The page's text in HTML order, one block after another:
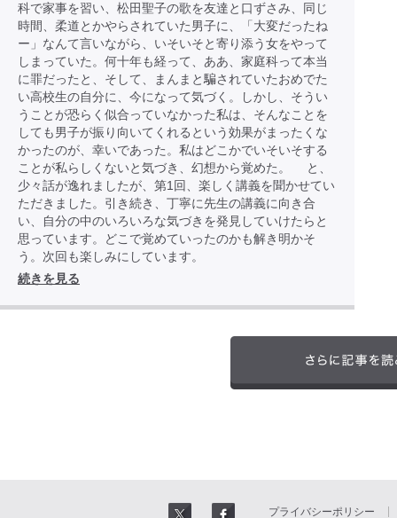
科で家事を習い、松田聖子の歌を友達と口ずさみ、同じ
時間、柔道とかやらされていた男子に、「大変だったね
ー」なんて言いながら、いそいそと寄り添う女をやって
しまっていた。何十年も経って、ああ、家庭科って本当
に罪だったと、そして、まんまと騙されていたおめでた
い高校生の自分に、今になって気づく。しかし、そうい
うことが恐らく似合っていなかった私は、そんなことを
しても男子が振り向いてくれるという効果がまったくな
かったのが、幸いであった。私はどこかでいそいそする
ことが私らしくないと気づき、幻想から覚めた。 と、
少々話が逸れましたが、第1回、楽しく講義を聞かせてい
ただきました。引き続き、丁寧に先生の講義に向き合
い、自分の中のいろいろな気づきを発見していけたらと
思っています。どこで覚めていったのかも解き明かそ
う。次回も楽しみにしています。
続きを見る
プライバシーポリシー